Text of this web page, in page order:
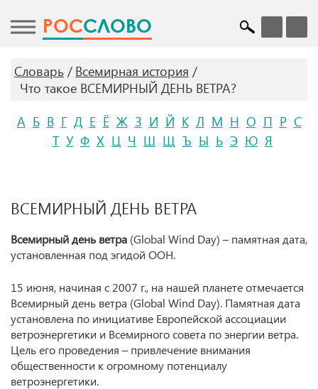
POCСЛОВО
Словарь
Всемирная история
Что такое ВСЕМИРНЫЙ ДЕНЬ ВЕТРА?
А Б В Г Д Е Ё Ж З И Й К Л М Н О П Р С
Т У Ф Х Ц Ч Ш Щ Ъ Ы Ь Э Ю Я
ВСЕМИРНЫЙ ДЕНЬ ВЕТРА
Всемирный день ветра (Global Wind Day) – памятная дата,
установленная под эгидой ООН.
15 июня, начиная с 2007 г., на нашей планете отмечается
Всемирный день ветра (Global Wind Day). Памятная дата
установлена по инициативе Европейской ассоциации
ветроэнергетики и Всемирного совета по энергии ветра.
Цель его проведения – привлечение внимания
общественности к огромному потенциалу
ветроэнергетики.